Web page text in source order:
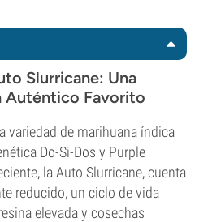
Slurricane: Una
Auténtico Favorito
variedad de marihuana índica
Do-Si-Dos y Purple
la Auto Slurricane, cuenta
reducido, un ciclo de vida
elevada y cosechas